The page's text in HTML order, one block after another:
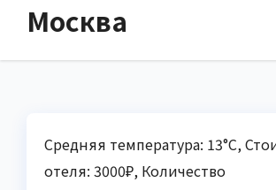
Москва
Средняя температура: 13°C,
отеля: 3000₽, Количество